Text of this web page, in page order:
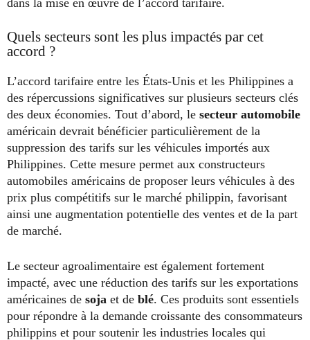
Quels secteurs sont les plus impactés par cet
accord ?
L’accord tarifaire entre les États-Unis et les Philippines a
des répercussions significatives sur plusieurs secteurs clés
des deux économies. Tout d’abord, le secteur automobile
américain devrait bénéficier particulièrement de la
suppression des tarifs sur les véhicules importés aux
Philippines. Cette mesure permet aux constructeurs
automobiles américains de proposer leurs véhicules à des
prix plus compétitifs sur le marché philippin, favorisant
ainsi une augmentation potentielle des ventes et de la part
de marché.
Le secteur agroalimentaire est également fortement
impacté, avec une réduction des tarifs sur les exportations
américaines de soja et de blé. Ces produits sont essentiels
pour répondre à la demande croissante des consommateurs
philippins et pour soutenir les industries locales qui